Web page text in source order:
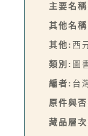
主要名
其他名
其他: 西
類別: 圖
編者: 台
原件與
藏品層